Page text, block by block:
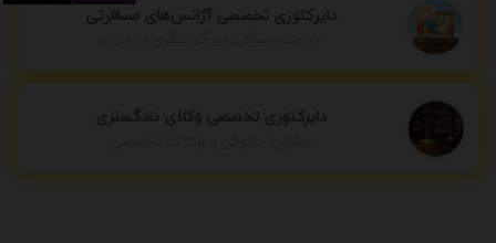
دایرکتوری تخصصی آژانس‌های مسافرتی
دایرکتوری تخصصی وکلای دادگستری